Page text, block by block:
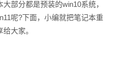
部分都是预装的win10系统，
呢?下面，小编就把笔记本重
大家。